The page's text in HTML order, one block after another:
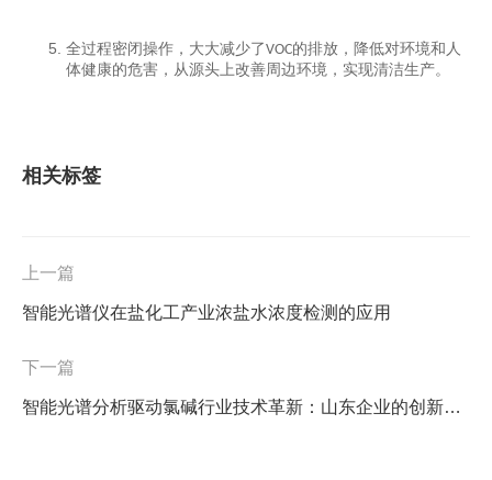
全过程密闭操作，大大减少了VOC的排放，降低对环境和人
体健康的危害，从源头上改善周边环境，实现清洁生产。
相关标签
上一篇
智能光谱仪在盐化工产业浓盐水浓度检测的应用
下一篇
智能光谱分析驱动氯碱行业技术革新：山东企业的创新实践与产业价值